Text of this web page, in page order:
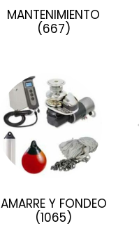
MANTENIMIENTO
(667)
AMARRE Y FONDEO
(1065)